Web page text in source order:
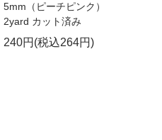
5mm（ピーチピンク）
2yard カット済み
240円(税込264円)